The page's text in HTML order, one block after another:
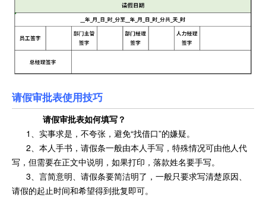
请假审批表使用技巧
请假审批表如何填写？
1、实事求是，不夸张，避免“找借口”的嫌疑。
2、本人手书，请假条一般由本人手写，特殊情况可由他人代
写，但需要在正文中说明，如果打印，落款姓名要手写。
3、言简意明、请假条要简洁明了，一般只要求写清楚原因、
请假的起止时间和希望得到批复即可。